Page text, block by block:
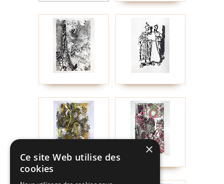
×
Ce site Web utilise des
cookies